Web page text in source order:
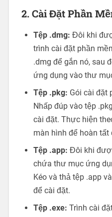
2. Cài Đặt Phần
Tệp .dmg: Đôi khi
trình cài đặt phần
.dmg để gắn nó, sau
ứng dụng vào thư
Tệp .pkg: Gói cài đặt
Nhấp đúp vào tệp
cài đặt. Thực hiện
màn hình để hoàn tất
Tệp .app: Đôi khi
chứa thư mục ứng
Kéo và thả tệp .app
để cài đặt.
Tệp .exe: Trình cài